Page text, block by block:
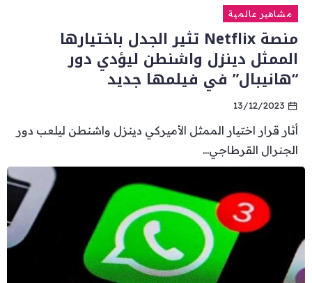
مشاهير عالمية
منصة Netflix تثير الجدل باختيارها
الممثل دينزل واشنطن ليؤدي دور
“هانيبال” في فيلمها جديد
13/12/2023
أثار قرار اختيار الممثل الأميركي دينزل واشنطن ليلعب دور
الجنرال القرطاجي...